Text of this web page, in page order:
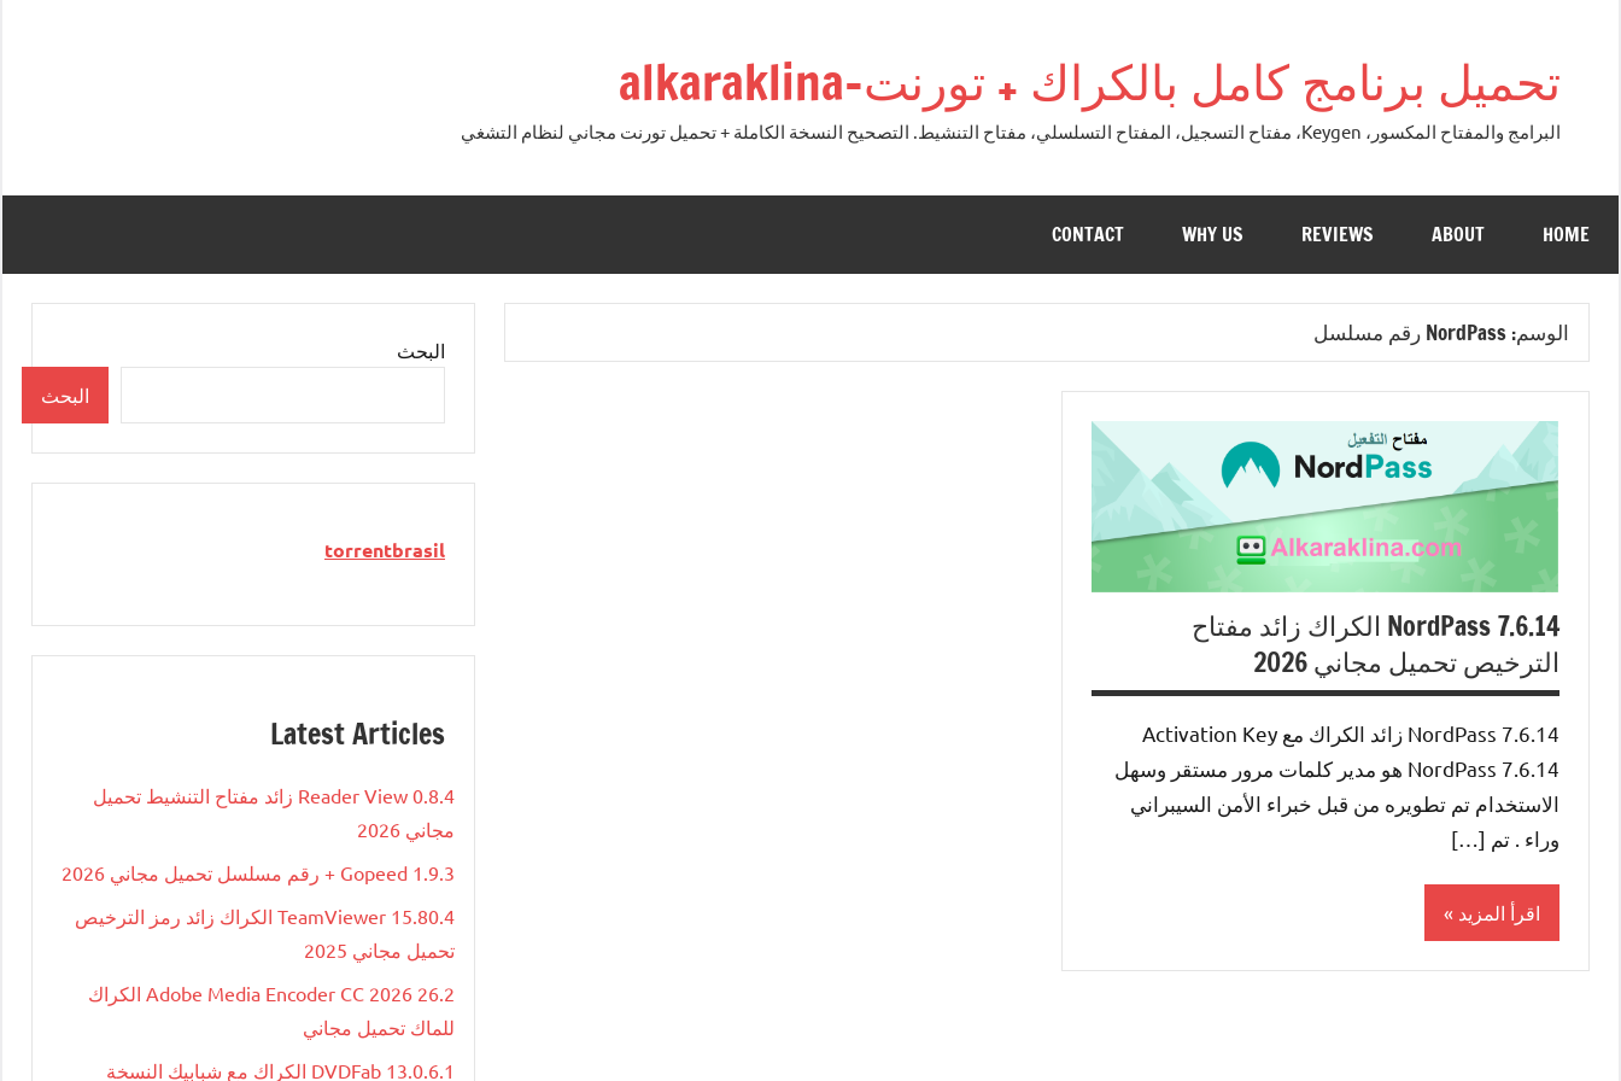
المحتوىتحميل برنامج كامل بالكراك + تورنت-alkaraklina
البرامج والمفتاح المكسور، Keygen، مفتاح التسجيل، المفتاح التسلسلي، مفتاح التنشيط. التصحيح النسخة الكاملة + تحميل تورنت مجاني لنظام التشغي
HOME
ABOUT
REVIEWS
WHY US
CONTACT
الوسم: NordPass رقم مسلسل
NordPass 7.6.14 الكراك زائد مفتاح
الترخيص تحميل مجاني 2026
NordPass 7.6.14 زائد الكراك مع Activation Key
NordPass 7.6.14 هو مدير كلمات مرور مستقر وسهل
الاستخدام تم تطويره من قبل خبراء الأمن السيبراني
وراء . تم […]
اقرأ المزيد
البحث
البحث
torrentbrasil
Latest Articles
Reader View 0.8.4 زائد مفتاح التنشيط تحميل
مجاني 2026
Gopeed 1.9.3 + رقم مسلسل تحميل مجاني 2026
TeamViewer 15.80.4 الكراك زائد رمز الترخيص
تحميل مجاني 2025
Adobe Media Encoder CC 2026 26.2 الكراك
للماك تحميل مجاني
DVDFab 13.0.6.1 الكراك مع شبابيك النسخة